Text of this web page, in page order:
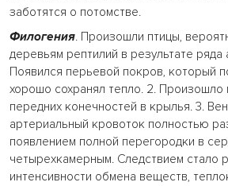
заботятся о потомстве.
Филогения. Произошли птицы,
деревьям рептилий в результате
Появился перьевой покров, который
хорошо сохранял тепло. 2.
передних конечностей в крылья. 3.
артериальный кровоток полностью
появлением полной перегородки в
четырехкамерным. Следствием стало
интенсивности обмена веществ,